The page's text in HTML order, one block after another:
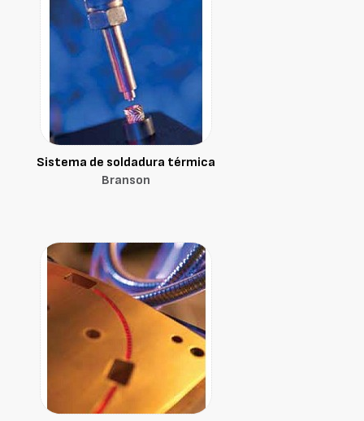
Sistema de soldadura térmica
Branson